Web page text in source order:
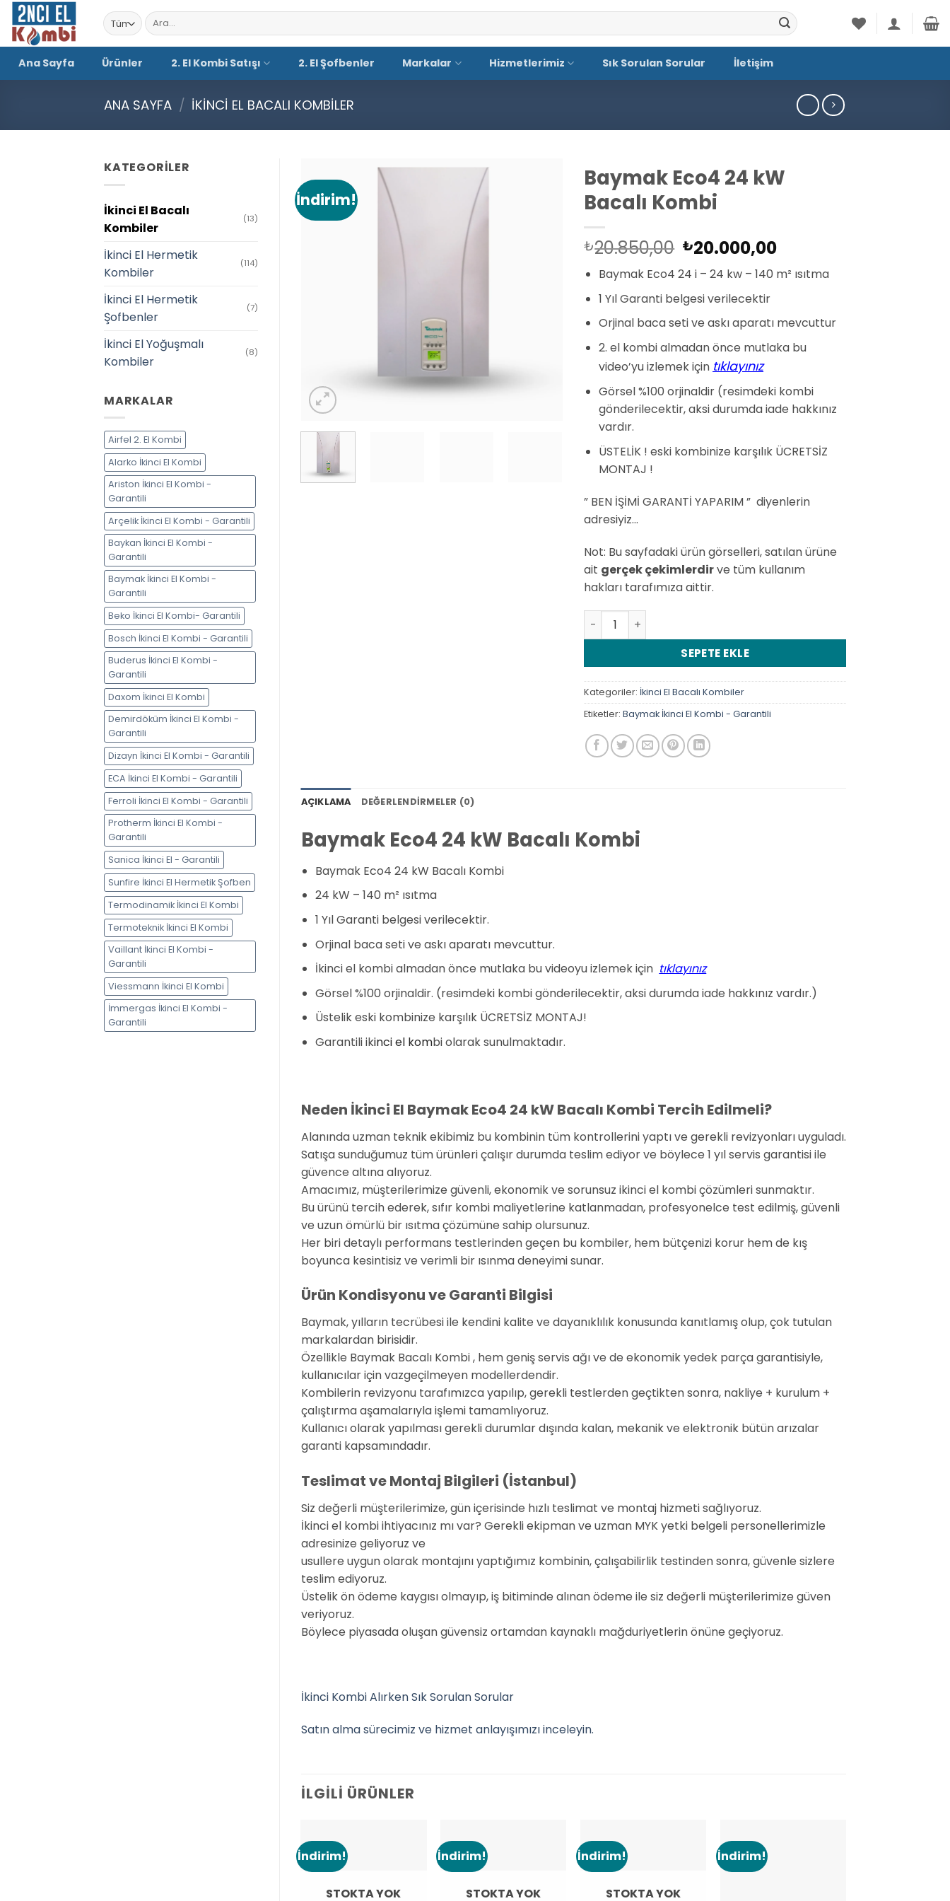
İçeriğe
atla
Ara:
Ana Sayfa Ürünler 2. El Kombi Satışı 2. El Şofbenler Markalar Hizmetlerimiz Sık Sorulan Sorular İletişim
ANA SAYFA / İKINCI EL BACALI KOMBILER
KATEGORILER
İkinci El Bacalı
Kombiler
(13)
İkinci El Hermetik
Kombiler
(114)
İkinci El Hermetik
Şofbenler
(7)
İkinci El Yoğuşmalı
Kombiler
(8)
MARKALAR
Airfel 2. El Kombi
Alarko İkinci El Kombi
Ariston İkinci El Kombi -
Garantili
Arçelik İkinci El Kombi - Garantili
Baykan İkinci El Kombi -
Garantili
Baymak İkinci El Kombi -
Garantili
Beko İkinci El Kombi- Garantili
Bosch İkinci El Kombi - Garantili
Buderus İkinci El Kombi -
Garantili
Daxom İkinci El Kombi
Demirdöküm İkinci El Kombi -
Garantili
Dizayn İkinci El Kombi - Garantili
ECA İkinci El Kombi - Garantili
Ferroli İkinci El Kombi - Garantili
Protherm İkinci El Kombi -
Garantili
Sanica İkinci El - Garantili
Sunfire İkinci El Hermetik Şofben
Termodinamik İkinci El Kombi
Termoteknik İkinci El Kombi
Vaillant İkinci El Kombi -
Garantili
Viessmann İkinci El Kombi
İmmergas İkinci El Kombi -
Garantili
İndirim!
Baymak Eco4 24 kW
Bacalı Kombi
₺20.850,00 Orijinal
fiyat:
₺20.850,00.
₺20.000,00Şu
andaki
fiyat:
Baymak Eco4 24 i – 24 kw – 140 m² ısıtma
1 Yıl Garanti belgesi verilecektir
Orjinal baca seti ve askı aparatı mevcuttur
2. el kombi almadan önce mutlaka bu
video’yu izlemek için tıklayınız
Görsel %100 orjinaldir (resimdeki kombi
gönderilecektir, aksi durumda iade hakkınız
vardır.
ÜSTELİK ! eski kombinize karşılık ÜCRETSİZ
MONTAJ !
” BEN İŞİMİ GARANTİ YAPARIM ” diyenlerin
adresiyiz…
Not: Bu sayfadaki ürün görselleri, satılan ürüne
ait gerçek çekimlerdirve tüm kullanım
hakları tarafımıza aittir.
Baymak Eco4 24 kW Bacalı Kombi adet
SEPETE EKLE
Kategoriler: İkinci El Bacalı Kombiler
Etiketler:Baymak İkinci El Kombi - Garantili
AÇIKLAMA DEĞERLENDIRMELER (0)
Baymak Eco4 24 kW Bacalı Kombi
Baymak Eco4 24 kW Bacalı Kombi
24 kW – 140 m² ısıtma
1 Yıl Garanti belgesi verilecektir.
Orjinal baca seti ve askı aparatı mevcuttur.
İkinci el kombi almadan önce mutlaka bu videoyu izlemek için tıklayınız
Görsel %100 orjinaldir. (resimdeki kombi gönderilecektir, aksi durumda iade hakkınız vardır.)
Üstelik eski kombinize karşılık ÜCRETSİZ MONTAJ!
Garantili ikinci el kombi olarak sunulmaktadır.
Neden İkinci El Baymak Eco4 24 kW Bacalı Kombi Tercih Edilmeli?
Alanında uzman teknik ekibimiz bu kombinin tüm kontrollerini yaptı ve gerekli revizyonları uyguladı.
Satışa sunduğumuz tüm ürünleri çalışır durumda teslim ediyor ve böylece 1 yıl servis garantisi ile
güvence altına alıyoruz.
Amacımız, müşterilerimize güvenli, ekonomik ve sorunsuz ikinci el kombi çözümleri sunmaktır.
Bu ürünü tercih ederek, sıfır kombi maliyetlerine katlanmadan, profesyonelce test edilmiş, güvenli
ve uzun ömürlü bir ısıtma çözümüne sahip olursunuz.
Her biri detaylı performans testlerinden geçen bu kombiler, hem bütçenizi korur hem de kış
boyunca kesintisiz ve verimli bir ısınma deneyimi sunar.
Ürün Kondisyonu ve Garanti Bilgisi
Baymak, yılların tecrübesi ile kendini kalite ve dayanıklılık konusunda kanıtlamış olup, çok tutulan
markalardan birisidir.
Özellikle Baymak Bacalı Kombi , hem geniş servis ağı ve de ekonomik yedek parça garantisiyle,
kullanıcılar için vazgeçilmeyen modellerdendir.
Kombilerin revizyonu tarafımızca yapılıp, gerekli testlerden geçtikten sonra, nakliye + kurulum +
çalıştırma aşamalarıyla işlemi tamamlıyoruz.
Kullanıcı olarak yapılması gerekli durumlar dışında kalan, mekanik ve elektronik bütün arızalar
garanti kapsamındadır.
Teslimat ve Montaj Bilgileri (İstanbul)
Siz değerli müşterilerimize, gün içerisinde hızlı teslimat ve montaj hizmeti sağlıyoruz.
İkinci el kombi ihtiyacınız mı var? Gerekli ekipman ve uzman MYK yetki belgeli personellerimizle
adresinize geliyoruz ve
usullere uygun olarak montajını yaptığımız kombinin, çalışabilirlik testinden sonra, güvenle sizlere
teslim ediyoruz.
Üstelik ön ödeme kaygısı olmayıp, iş bitiminde alınan ödeme ile siz değerli müşterilerimize güven
veriyoruz.
Böylece piyasada oluşan güvensiz ortamdan kaynaklı mağduriyetlerin önüne geçiyoruz.
İkinci Kombi Alırken Sık Sorulan Sorular
Satın alma sürecimiz ve hizmet anlayışımızı inceleyin.
İLGILI ÜRÜNLER
İndirim!
STOKTA YOK
İndirim!
STOKTA YOK
İndirim!
STOKTA YOK
İndirim!